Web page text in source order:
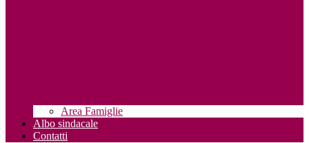
Area Famiglie
Albo sindacale
Contatti